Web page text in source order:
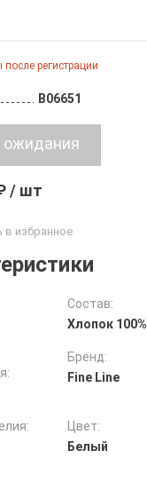
регистрации
B06651
/ шт
Состав:
Хлопок 100%
Бренд:
Fine Line
Цвет:
Белый